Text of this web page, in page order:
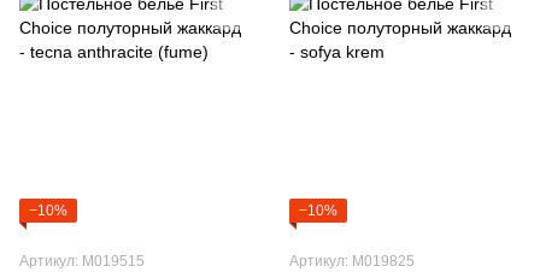
−10%
Артикул: M019515
−10%
Артикул: M019825